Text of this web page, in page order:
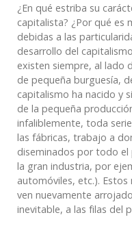
¿En qué estriba su
capitalista? ¿Por qué es
debidas a las
desarrollo del
existen siempre, al lado
de pequeña burguesía,
capitalismo ha nacido y
de la pequeña
infaliblemente, toda
las fábricas, trabajo a
diseminados por todo el
la gran industria, por
automóviles, etc.).
ven nuevamente
inevitable, a las filas del